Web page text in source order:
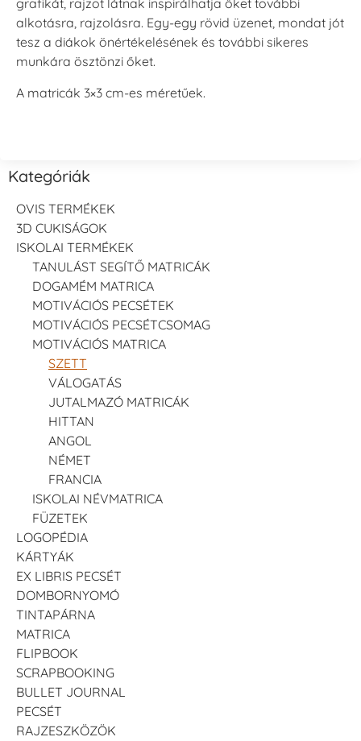
grafikát, rajzot látnak inspirálhatja őket további
alkotásra, rajzolásra. Egy-egy rövid üzenet, mondat jót
tesz a diákok önértékelésének és további sikeres
munkára ösztönzi őket.
A matricák 3×3 cm-es méretűek.
Kategóriák
OVIS TERMÉKEK
3D CUKISÁGOK
ISKOLAI TERMÉKEK
TANULÁST SEGÍTŐ MATRICÁK
DOGAMÉM MATRICA
MOTIVÁCIÓS PECSÉTEK
MOTIVÁCIÓS PECSÉTCSOMAG
MOTIVÁCIÓS MATRICA
SZETT
VÁLOGATÁS
JUTALMAZÓ MATRICÁK
HITTAN
ANGOL
NÉMET
FRANCIA
ISKOLAI NÉVMATRICA
FÜZETEK
LOGOPÉDIA
KÁRTYÁK
EX LIBRIS PECSÉT
DOMBORNYOMÓ
TINTAPÁRNA
MATRICA
FLIPBOOK
SCRAPBOOKING
BULLET JOURNAL
PECSÉT
RAJZESZKÖZÖK